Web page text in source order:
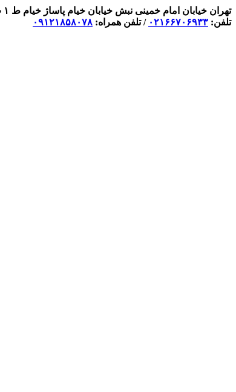
تهران خیابان امام خمینی نبش خیابان خیام پاساژ خیام ط ۱ پ ۱۲/۵
تلفن: ۰۲۱۶۶۷۰۶۹۳۳ / تلفن همراه: ۰۹۱۲۱۸۵۸۰۷۸